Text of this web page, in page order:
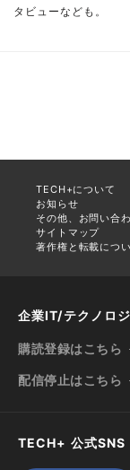
タビューなども。
TECH+について
お知らせ
その他、お問い合
サイトマップ
著作権と転載につ
企業IT/テクノロ
購読登録はこちら
配信停止はこちら
TECH+ 公式SNS